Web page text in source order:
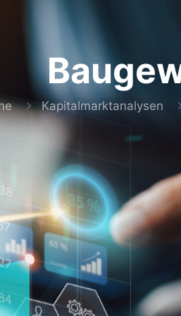
Kapitalmarktanalysen